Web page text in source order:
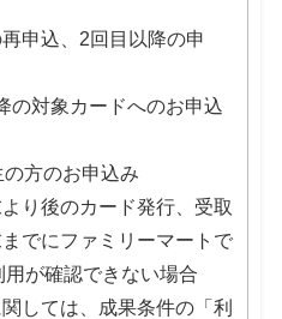
申込、2回目以降の申
の対象カードへのお申込
方のお申込み
り後のカード発行、受取
でにファミリーマートで
が確認できない場合
しては、成果条件の「利